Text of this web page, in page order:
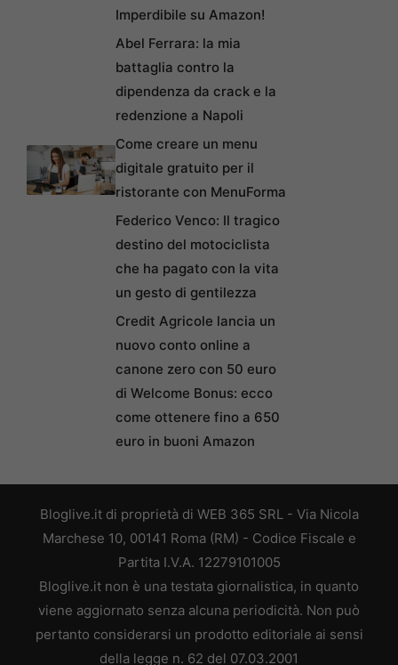
Imperdibile su Amazon!
Abel Ferrara: la mia
battaglia contro la
dipendenza da crack e la
redenzione a Napoli
Come creare un menu
digitale gratuito per il
ristorante con MenuForma
Federico Venco: Il tragico
destino del motociclista
che ha pagato con la vita
un gesto di gentilezza
Credit Agricole lancia un
nuovo conto online a
canone zero con 50 euro
di Welcome Bonus: ecco
come ottenere fino a 650
euro in buoni Amazon
Bloglive.it di proprietà di WEB 365 SRL - Via Nicola
Marchese 10, 00141 Roma (RM) - Codice Fiscale e
Partita I.V.A. 12279101005
Bloglive.it non è una testata giornalistica, in quanto
viene aggiornato senza alcuna periodicità. Non può
pertanto considerarsi un prodotto editoriale ai sensi
della legge n. 62 del 07.03.2001